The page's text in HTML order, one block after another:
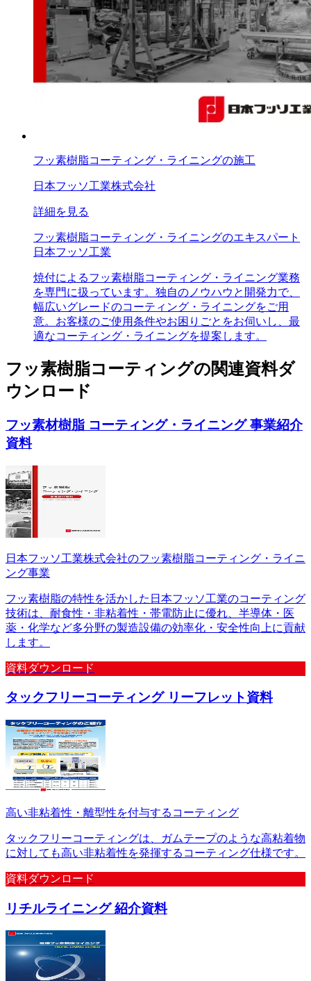
フッ素樹脂コーティング・ライニングの施工
日本フッソ工業株式会社
詳細を見る
フッ素樹脂コーティング・ライニングのエキスパート
日本フッソ工業
焼付によるフッ素樹脂コーティング・ライニング業務
を専門に扱っています。独自のノウハウと開発力で、
幅広いグレードのコーティング・ライニングをご用
意。お客様のご使用条件やお困りごとをお伺いし、最
適なコーティング・ライニングを提案します。
フッ素樹脂コーティングの関連資料ダ
ウンロード
フッ素材樹脂 コーティング・ライニング 事業紹介
資料
日本フッソ工業株式会社のフッ素樹脂コーティング・ライニ
ング事業
フッ素樹脂の特性を活かした日本フッソ工業のコーティング
技術は、耐食性・非粘着性・帯電防止に優れ、半導体・医
薬・化学など多分野の製造設備の効率化・安全性向上に貢献
します。
資料ダウンロード
タックフリーコーティング リーフレット資料
高い非粘着性・離型性を付与するコーティング
タックフリーコーティングは、ガムテープのような高粘着物
に対しても高い非粘着性を発揮するコーティング仕様です。
資料ダウンロード
リチルライニング 紹介資料